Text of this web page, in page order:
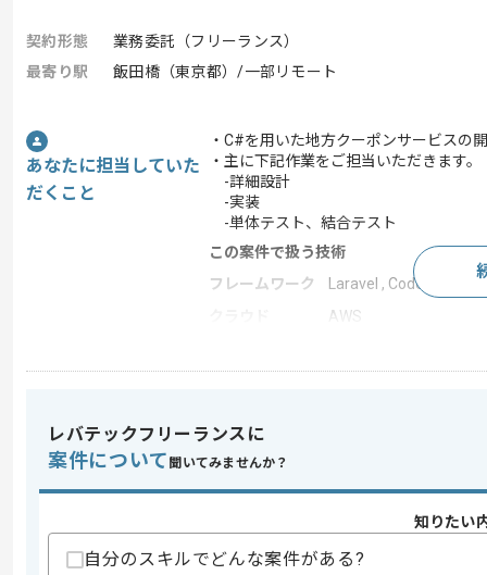
契約形態
業務委託（フリーランス）
最寄り駅
飯田橋（東京都）/一部リモート
あなたに担当していた
だくこと
・C#を用いた地方クーポンサービスの
・主に下記作業をご担当いただきます。
-詳細設計
-実装
-単体テスト、結合テスト
この案件で扱う技術
フレームワーク
Laravel , CodeIgniter
AWS
求めるスキル
歓迎スキル
レバテックフリーランスに
案件について 聞いてみませんか？
知りたい
自分のスキルでどんな案件がある?